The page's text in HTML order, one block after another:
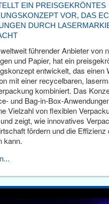
EIN PREISGEKRÖNTES
VOR, DAS
DURCH
führender Anbieter von
und Papier, hat ein
entwickelt, das einen
mit einer recycelbaren,
kombiniert. Das
und Bag-in-Box-
Vielzahl von flexiblen
zeigt, wie innovatives
fördern und die Effizienz
kann.